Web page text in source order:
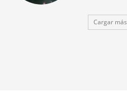
Cargar más